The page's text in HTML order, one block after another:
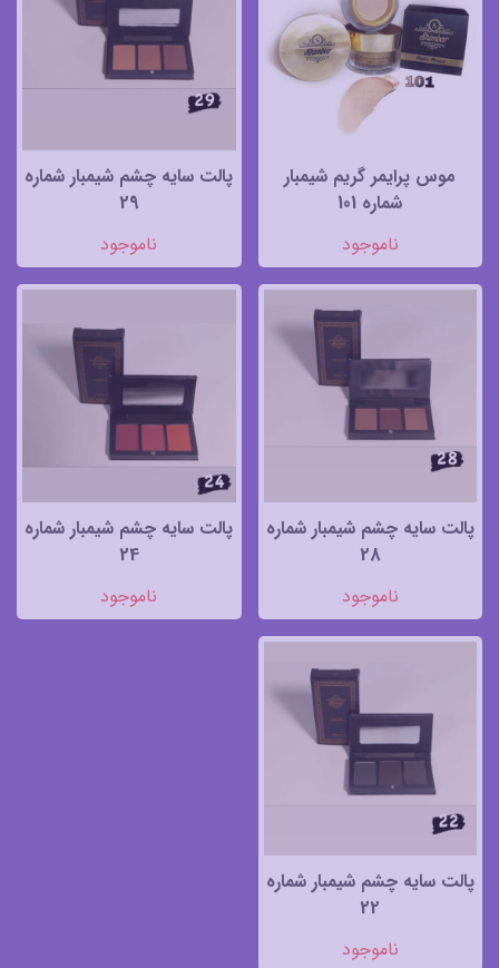
موس پرایمر گریم شیمبار
شماره 101
ناموجود
پالت سایه چشم شیمبار شماره
29
ناموجود
پالت سایه چشم شیمبار شماره
28
ناموجود
پالت سایه چشم شیمبار شماره
24
ناموجود
پالت سایه چشم شیمبار شماره
22
ناموجود